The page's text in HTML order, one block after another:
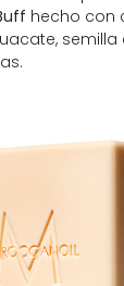
hecho con
semilla